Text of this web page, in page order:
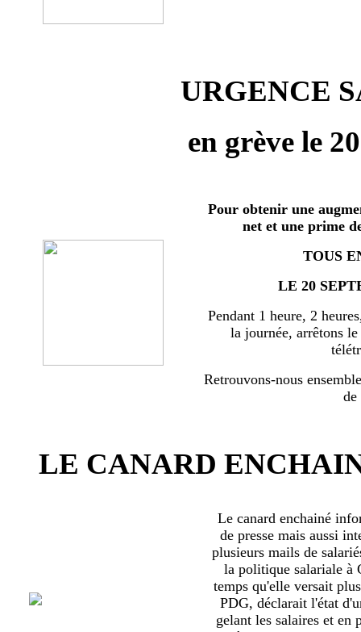
URGENCE
en grève le
Pour obtenir une
net et une prime
TOUS
LE 20
Pendant 1 heure, 2
la journée, arrêtons
Retrouvons-nous
de
LE CANARD
Le canard enchainé
de presse mais aussi
plusieurs mails de
la politique salariale à
temps qu'elle versait
PDG, déclarait l'état
gelant les salaires et en